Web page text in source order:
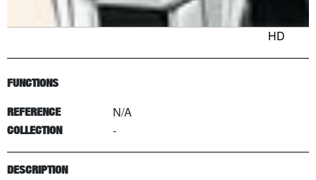
HD
FUNCTIONS
REFERENCE N/A
COLLECTION -
DESCRIPTION